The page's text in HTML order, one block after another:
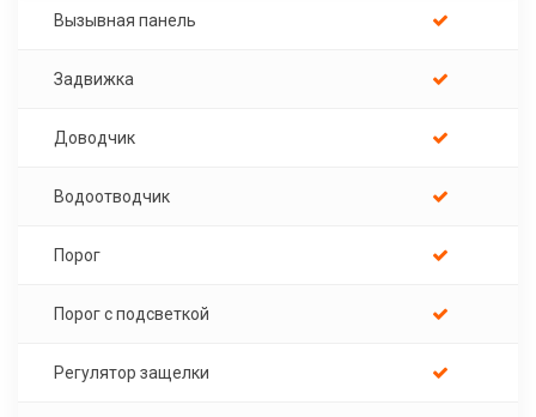
Вызывная панель
Задвижка
Доводчик
Водоотводчик
Порог
Порог с подсветкой
Регулятор защелки